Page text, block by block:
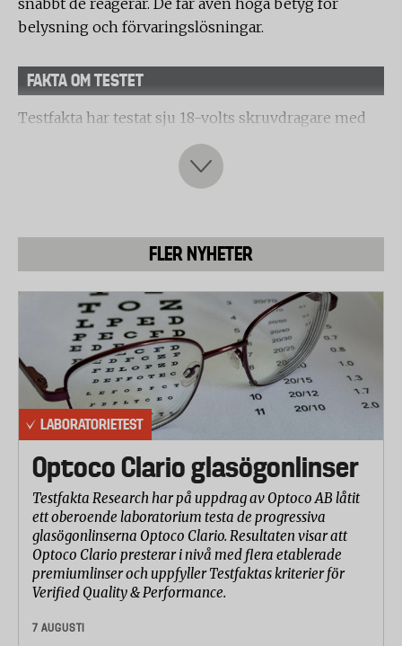
snabbt de reagerar. De får även höga betyg för
belysning och förvaringslösningar.
FAKTA OM TESTET
Testfakta har testat sju 18-volts skruvdragare med
borrfunktion. Ingen av borrskruvdragarna hade
slagborrfunktion. Testet är utfört av det tyska
Laboratoriet genomförde ett praktiskt test där man
- Mjukare träslag (från barrträd) med 6 millimeters
- Hårdare träslag (från lövträd) med 6 millimeters
borr.
- Förborra i metall med 4 millimeters borr.
- Borra i metall med 10 millimeters borr. *
Laboratoriet mätte också hur bra borren sitter fast i
skruvdragaren. I två fall (Meec och Cocraft) drar
borren för mycket i sidled vilket ger en instabil
borrning och risk för att borrhålet blir för stort.
Skruvdragning och lossa skruvar
Laboratoriet genomförde ett praktiskt test där man
FLER NYHETER
LABORATORIETEST
Optoco Clario glasögonlinser
Testfakta Research har på uppdrag av Optoco AB låtit
ett oberoende laboratorium testa de progressiva
glasögonlinserna Optoco Clario. Resultaten visar att
Optoco Clario presterar i nivå med flera etablerade
premiumlinser och uppfyller Testfaktas kriterier för
Verified Quality & Performance.
7 AUGUSTI